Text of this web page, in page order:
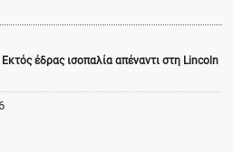
έδρας ισοπαλία απέναντι στη Lincoln